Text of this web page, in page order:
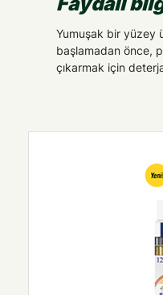
Yumuşak bir yüzey
başlamadan önce,
çıkarmak için